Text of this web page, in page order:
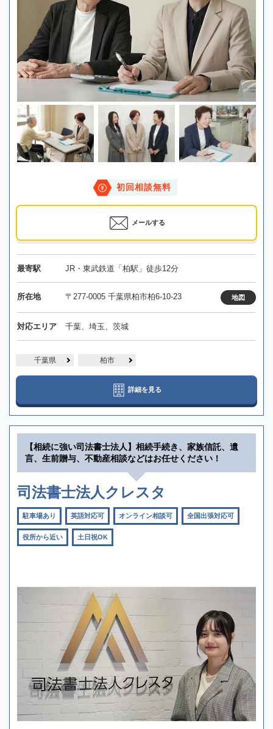
初回相談無料
メールする
最寄駅 JR・東武鉄道「柏駅」徒歩12分
所在地 〒277-0005 千葉県柏市柏6-10-23 地図
対応エリア 千葉、埼玉、茨城
千葉県 柏市
詳細を見る
【相続に強い司法書士法人】相続手続き、家族信託、遺
言、生前贈与、不動産相談などはお任せください！
司法書士法人クレスタ
駐車場あり 英語対応可 オンライン相談可 全国出張対応可
役所から近い 土日祝OK